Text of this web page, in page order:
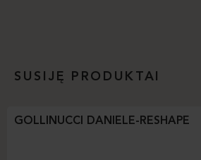
SUSIJĘ PRODUKTAI
GOLLINUCCI DANIELE-RESHAPE